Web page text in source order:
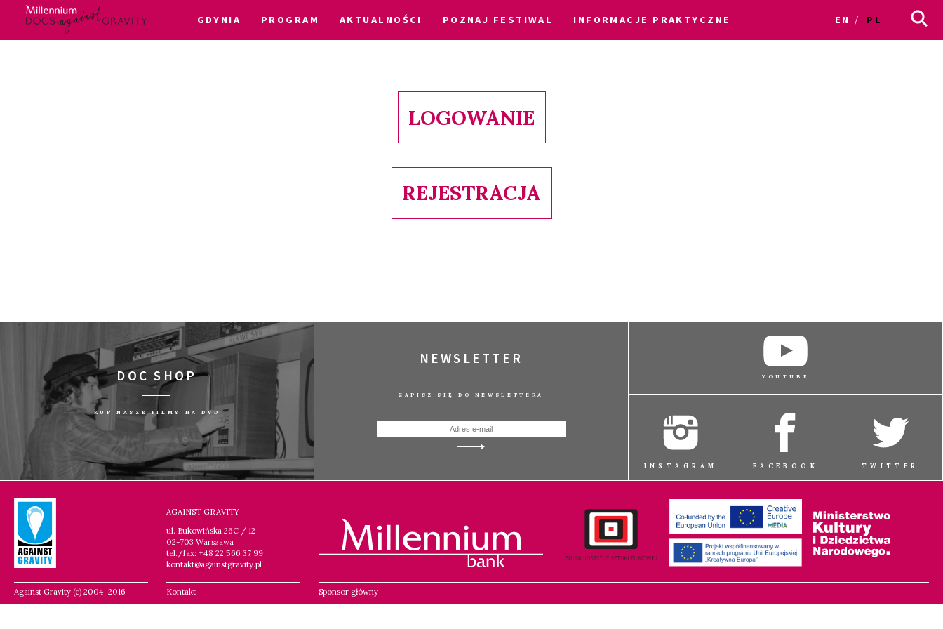
GDYNIA PROGRAM AKTUALNOŚCI POZNAJ FESTIWAL INFORMACJE PRAKTYCZNE EN PL
LOGOWANIE
REJESTRACJA
DOC SHOP
KUP NASZE FILMY NA DVD
NEWSLETTER
ZAPISZ SIĘ DO NEWSLETTERA
YOUTUBE
INSTAGRAM FACEBOOK TWITTER
Against Gravity (c) 2004-2016
AGAINST GRAVITY
ul. Bukowińska 26C / 12
02-703 Warszawa
tel./fax: +48 22 566 37 99
kontakt@againstgravity.pl
Kontakt Sponsor główny